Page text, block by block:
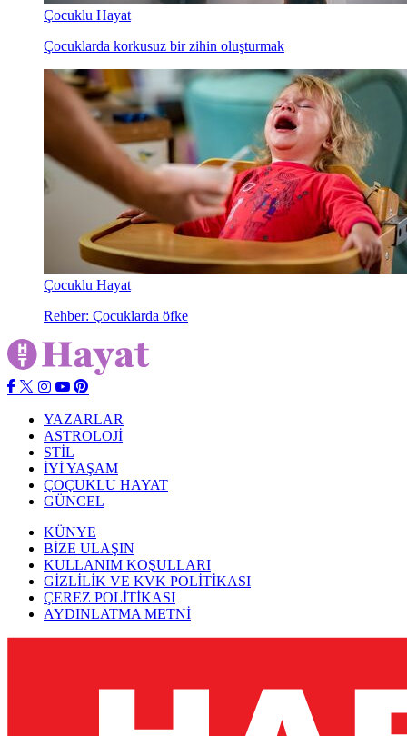
Çocuklu Hayat
Çocuklarda korkusuz bir zihin oluşturmak
Çocuklu Hayat
Rehber: Çocuklarda öfke
YAZARLAR
ASTROLOJİ
STİL
İYİ YAŞAM
ÇOÇUKLU HAYAT
GÜNCEL
KÜNYE
BİZE ULAŞIN
KULLANIM KOŞULLARI
GİZLİLİK VE KVK POLİTİKASI
ÇEREZ POLİTİKASI
AYDINLATMA METNİ